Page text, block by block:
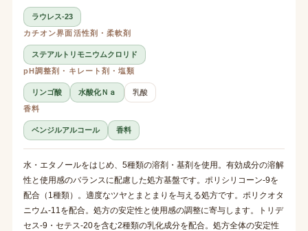
ラウレス-23
カチオン界面活性剤・柔軟剤
ステアルトリモニウムクロリド
pH調整剤・キレート剤・塩類
リンゴ酸 水酸化Ｎａ
乳酸
香料
ベンジルアルコール 香料
水・エタノールをはじめ、5種類の溶剤・基剤を使用。有効成分の溶解
性と使用感のバランスに配慮した処方基盤です。ポリシリコーン-9を
配合（1種類）。適度なツヤとまとまりを与える処方です。ポリクオタ
ニウム-11を配合。処方の安定性と使用感の調整に寄与します。トリデ
セス-9・セテス-20を含む2種類の乳化成分を配合。処方全体の安定性